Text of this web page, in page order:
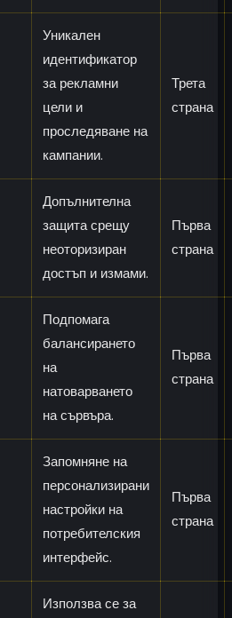
Уникален
идентификатор
за рекламни
цели и
проследяване на
кампании.
Трета
страна
Допълнителна
защита срещу
неоторизиран
достъп и измами.
Първа
страна
Подпомага
балансирането
на
натоварването
на сървъра.
Първа
страна
Запомняне на
персонализирани
настройки на
потребителския
интерфейс.
Първа
страна
Използва се за